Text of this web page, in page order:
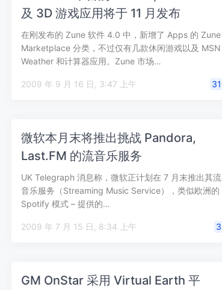
及 3D 游戏应用将于 11 月发布
在刚发布的 Zune 软件 4.0 中，新增了 Apps 的 Zune
Marketplace 分类，不过仅有几款休闲游戏以及 MSN
Weather 和计算器应用。Zune 市场…
2009 年 9 月 16 日, 3:47 上午 31
微软本月末将推出挑战 Pandora,
Last.FM 的流音乐服务
UK Telegraph 消息称，微软正计划在 7 月末推出其流
音乐服务（Streaming Music Service），类似欧洲的
Spotify 模式 – 提供的…
2009 年 7 月 15 日, 8:34 上午 3
GM OnStar 采用 Virtual Earth 平